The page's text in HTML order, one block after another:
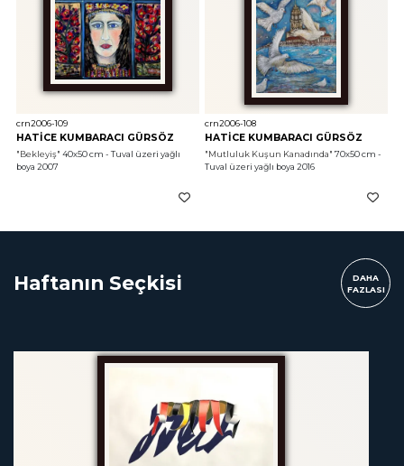
crn2006-109
HATİCE KUMBARACI GÜRSÖZ
"Bekleyiş" 40x50 cm - Tuval üzeri yağlı
boya 2007
crn2006-108
HATİCE KUMBARACI GÜRSÖZ
"Mutluluk Kuşun Kanadında" 70x50 cm -
Tuval üzeri yağlı boya 2016
Haftanın Seçkisi
DAHA
FAZLASI